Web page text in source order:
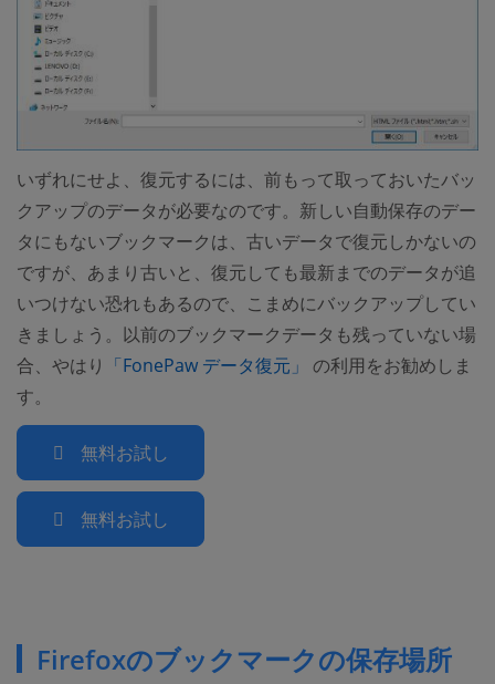
いずれにせよ、復元するには、前もって取っておいたバッ
クアップのデータが必要なのです。新しい自動保存のデー
タにもないブックマークは、古いデータで復元しかないの
ですが、あまり古いと、復元しても最新までのデータが追
いつけない恐れもあるので、こまめにバックアップしてい
きましょう。以前のブックマークデータも残っていない場
合、やはり 「FonePaw データ復元」 (opens new window)
の利用をお勧めしま
す。
無料お試し
無料お試し
Firefoxのブックマークの保存場所